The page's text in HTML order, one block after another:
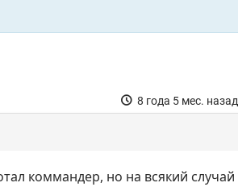
8 года 5 мес. назад
коммандер, но на всякий случай